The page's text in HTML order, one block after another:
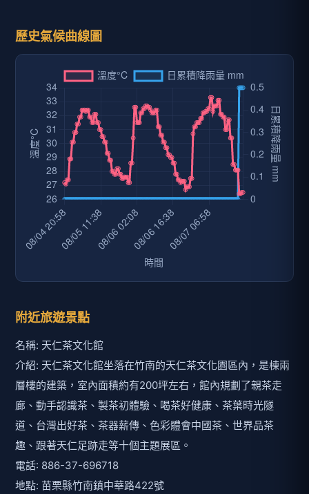
歷史氣候曲線圖
附近旅遊景點
名稱: 天仁茶文化館
介紹: 天仁茶文化館坐落在竹南的天仁茶文化園區內，是棟兩
層樓的建築，室內面積約有200坪左右，館內規劃了親茶走
廊、動手認識茶、製茶初體驗、喝茶好健康、茶葉時光隧
道、台灣出好茶、茶器薪傳、色彩體會中國茶、世界品茶
趣、跟著天仁足跡走等十個主題展區。
電話: 886-37-696718
地點: 苗栗縣竹南鎮中華路422號